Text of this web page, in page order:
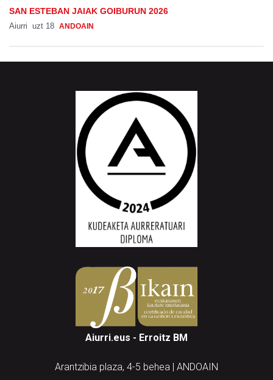
SAN ESTEBAN JAIAK GOIBURUN 2026
Aiurri uzt 18 ANDOAIN
Aiurri.eus - Erroitz BM
Arantzibia plaza, 4-5 behea | ANDOAIN